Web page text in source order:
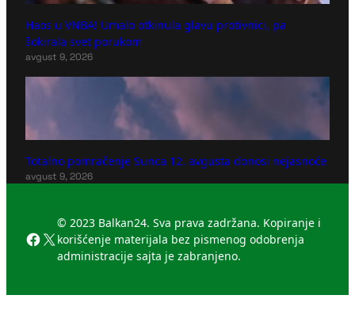
Haos u VNBA! Umalo otkinula glavu protivnici, pa
šokirala svet porukom
avgust 9, 2026
Totalno pomračenje Sunca 12. avgusta donosi nejasnoće
avgust 9, 2026
Facebook
X
© 2023 Balkan24. Sva prava zadržana. Kopiranje i
korišćenje materijala bez pismenog odobrenja
administracije sajta je zabranjeno.